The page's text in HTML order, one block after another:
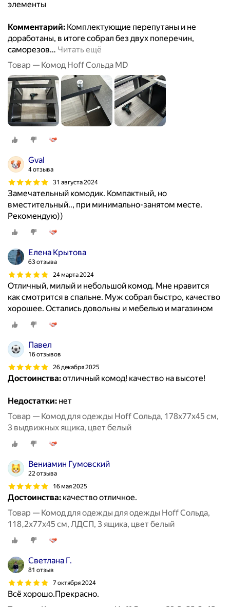
элементы
Комментарий: Комплектующие перепутаны и не
доработаны, в итоге собрал без двух поперечин,
саморезов… Читать ещё
Товар — Комод Hoff Сольда MD
Gval
4 отзыва
31 августа 2024
Замечательный комодик. Компактный, но
вместительный.., при минимально-занятом месте.
Рекомендую))
Елена Крытова
63 отзыва
24 марта 2024
Отличный, милый и небольшой комод. Мне нравится
как смотрится в спальне. Муж собрал быстро, качество
хорошее. Остались довольны и мебелью и магазином
Павел
16 отзывов
26 декабря 2025
Достоинства:отличный комод! качество на высоте!
Недостатки: нет
Товар — Комод для одежды Hoff Сольда, 178х77х45 см,
3 выдвижных ящика, цвет белый
Вениамин Гумовский
22 отзыва
16 мая 2025
Достоинства: качество отличное.
Товар — Комод для одежды для одежды Hoff Сольда,
118,2х77х45 см, ЛДСП, 3 ящика, цвет белый
Светлана Г.
81 отзыв
7 октября 2024
Всё хорошо.Прекрасно.